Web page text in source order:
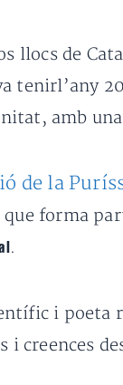
llocs de
tenirl’any
amb
de la
forma
.
i poeta
i creences